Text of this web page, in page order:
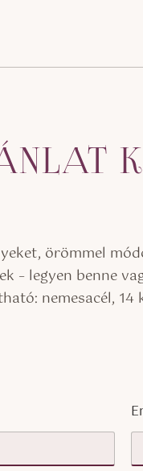
örömmel
– legyen benne
nemesacél,